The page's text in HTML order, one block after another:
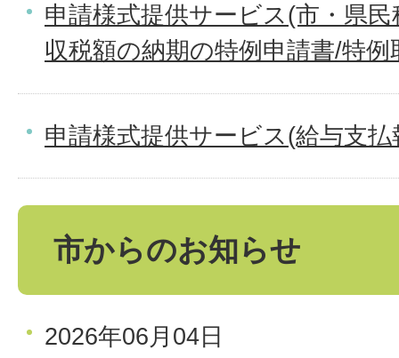
申請様式提供サービス(市・県
収税額の納期の特例申請書/特例
申請様式提供サービス(給与支払
市からのお知らせ
2026年06月04日